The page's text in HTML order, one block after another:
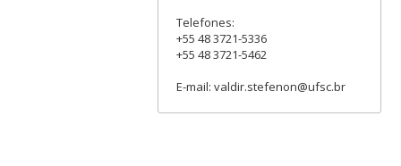
Telefones:
+55 48 3721-5336
+55 48 3721-5462
E-mail: valdir.stefenon@ufsc.br